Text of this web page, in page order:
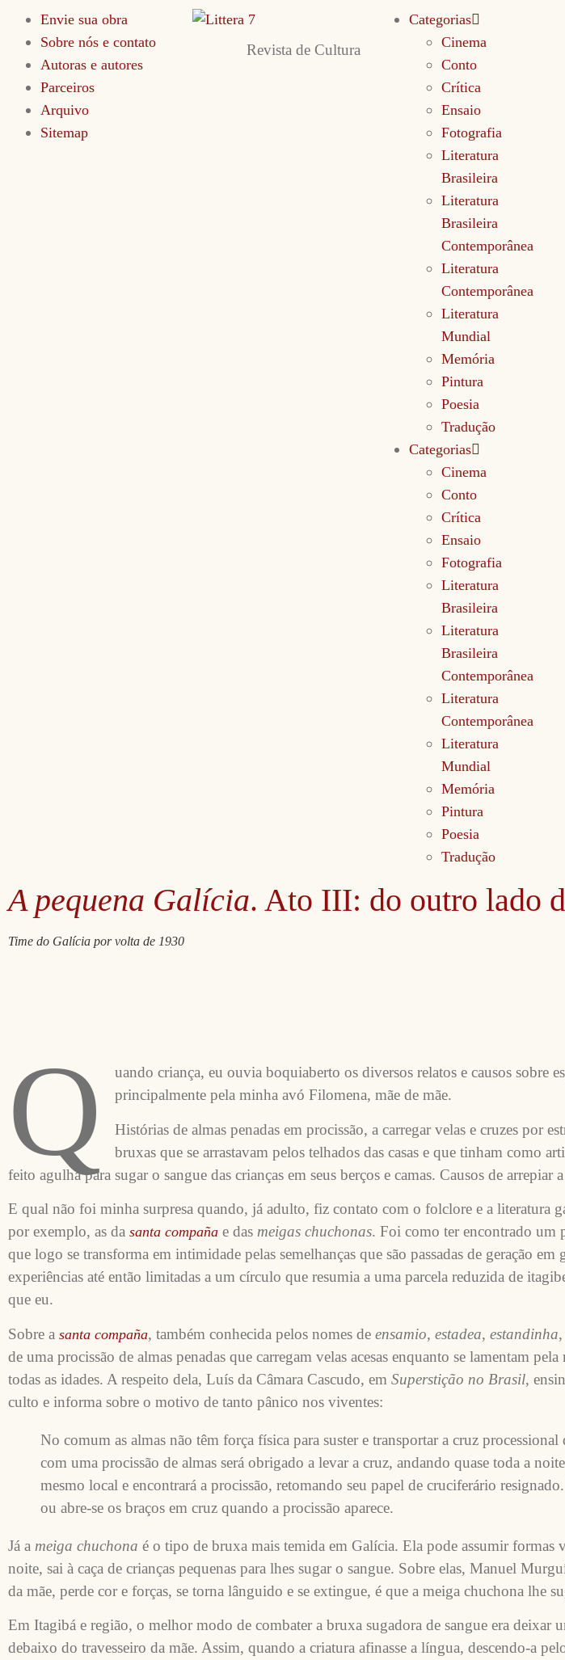
Envie sua obra
Sobre nós e contato
Autoras e autores
Parceiros
Arquivo
Sitemap
Revista de Cultura
Categorias
Cinema
Conto
Crítica
Ensaio
Fotografia
Literatura
Brasileira
Literatura
Brasileira
Contemporânea
Literatura
Contemporânea
Literatura
Mundial
Memória
Pintura
Poesia
Tradução
Categorias
Cinema
Conto
Crítica
Ensaio
Fotografia
Literatura
Brasileira
Literatura
Brasileira
Contemporânea
Literatura
Contemporânea
Literatura
Mundial
Memória
Pintura
Poesia
Tradução
A pequena Galícia. Ato III: do outro lado
Time do Galícia por volta de 1930
Q
uando criança, eu ouvia boquiaberto os diversos relatos e causos sobre
principalmente pela minha avó Filomena, mãe de mãe.
Histórias de almas penadas em procissão, a carregar velas e cruzes por
bruxas que se arrastavam pelos telhados das casas e que tinham como
feito agulha para sugar o sangue das crianças em seus berços e camas. Causos de
E qual não foi minha surpresa quando, já adulto, fiz contato com o folclore e a literatura
por exemplo, as da santa compaña e das meigas chuchonas. Foi como ter encontrado um
que logo se transforma em intimidade pelas semelhanças que são passadas de geração
experiências até então limitadas a um círculo que resumia a uma parcela reduzida de
que eu.
Sobre a santa compaña, também conhecida pelos nomes de ensamio, estadea, estandinha,
de uma procissão de almas penadas que carregam velas acesas enquanto se lamentam
todas as idades. A respeito dela, Luís da Câmara Cascudo, em Superstição no Brasil,
culto e informa sobre o motivo de tanto pânico nos viventes:
No comum as almas não têm força física para suster e transportar a cruz
com uma procissão de almas será obrigado a levar a cruz, andando quase toda a
mesmo local e encontrará a procissão, retomando seu papel de cruciferário
ou abre-se os braços em cruz quando a procissão aparece.
Já a meiga chuchona é o tipo de bruxa mais temida em Galícia. Ela pode assumir formas
noite, sai à caça de crianças pequenas para lhes sugar o sangue. Sobre elas, Manuel
da mãe, perde cor e forças, se torna lânguido e se extingue, é que a meiga chuchona lhe
Em Itagibá e região, o melhor modo de combater a bruxa sugadora de sangue era deixar
debaixo do travesseiro da mãe. Assim, quando a criatura afinasse a língua, descendo-a